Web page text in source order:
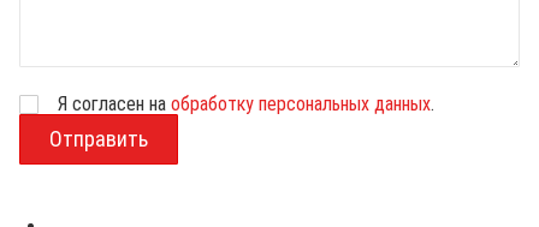
з
Я согласен на обработку персональных данных.